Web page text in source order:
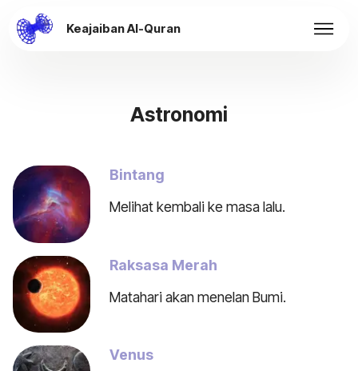
Keajaiban Al-Quran
Astronomi
Bintang
Melihat kembali ke masa lalu.
Raksasa Merah
Matahari akan menelan Bumi.
Venus